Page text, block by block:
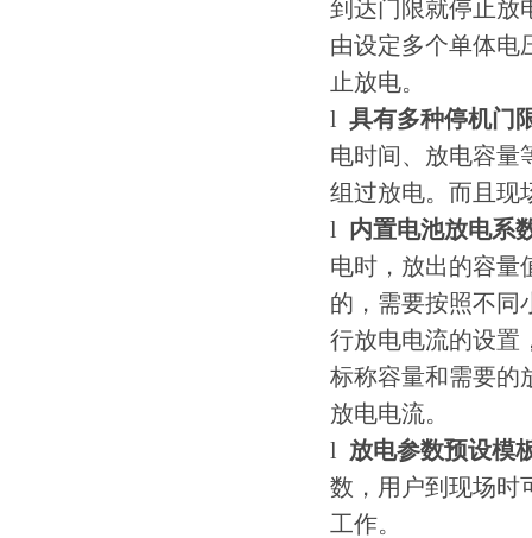
到达门限就停止放
由设定多个单体电
止放电。
l 具有多种停机门
电时间、放电容量
组过放电。而且现
l 内置电池放电系
电时，放出的容量
的，需要按照不同
行放电电流的设置
标称容量和需要的
放电电流。
l 放电参数预设模
数，用户到现场时
工作。